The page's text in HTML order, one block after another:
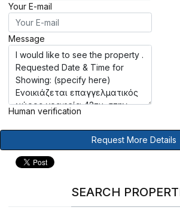
Your E-mail
Message
Human verification
Request More Details
SEARCH